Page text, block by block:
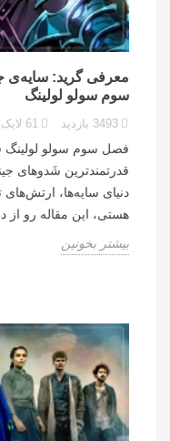
معرفی گرید: سایه‌ی
سوم سولو لولینگ
3493 بازدید 61 لایک
فصل سوم سولو لولینگ
قدرتمندترین شَدوهای
دنیای سایه‌ها،
هستی، این مقاله رو از
بیشتر بخونین